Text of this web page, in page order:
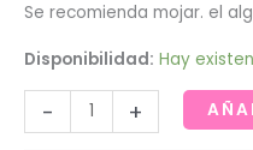
Se recomienda mojar. el
Disponibilidad: Hay
-
japonesa
+